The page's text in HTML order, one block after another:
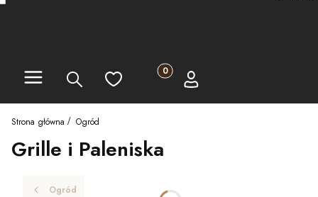
Menu Szukaj Ulubione Produkty w koszyku: 0. Zobacz
Koszyk Zaloguj się
Strona główna Ogród
Grille i Paleniska
Ogród